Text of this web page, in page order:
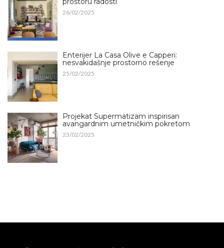
26/02/2025
Enterijer La Casa Olive e Capperi:
nesvakidašnje prostorno rešenje
25/02/2025
Projekat Supermatizam inspirisan
avangardnim umetničkim pokretom
23/02/2025